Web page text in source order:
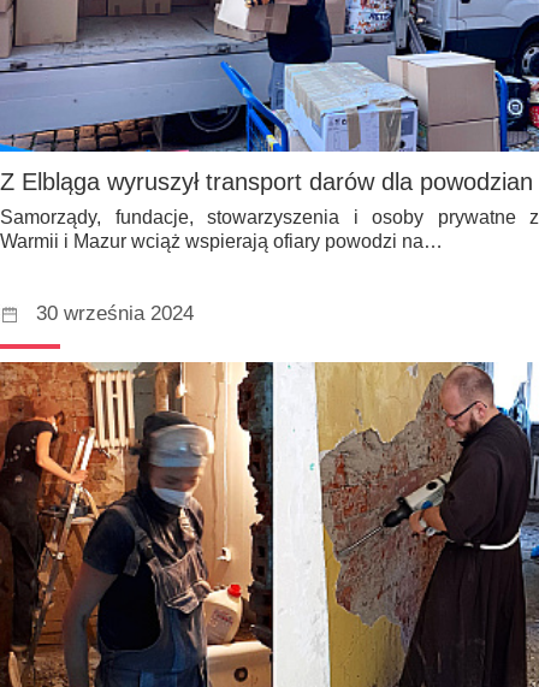
Z Elbląga wyruszył transport darów dla powodzian
Samorządy, fundacje, stowarzyszenia i osoby prywatne z
Warmii i Mazur wciąż wspierają ofiary powodzi na…
30 września 2024